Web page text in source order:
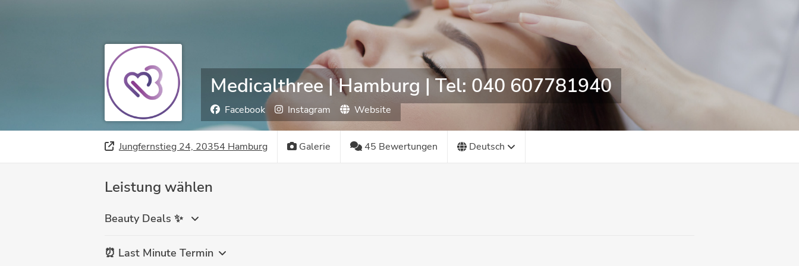
Medicalthree | Hamburg | Tel: 040 607781940
Facebook Instagram Website
Jungfernstieg 24, 20354 Hamburg Galerie 45 Bewertungen Deutsch
Leistung wählen
Beauty Deals ✨
⏰ Last Minute Termin